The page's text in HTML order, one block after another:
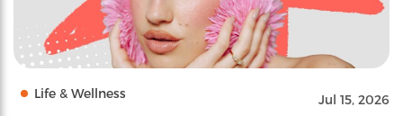
Life & Wellness Jul 15, 2026